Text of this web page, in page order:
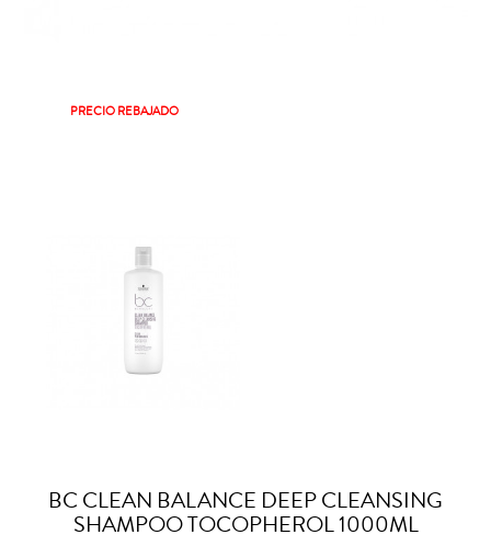
PRECIO REBAJADO
BC CLEAN BALANCE DEEP CLEANSING
SHAMPOO TOCOPHEROL 1000ML